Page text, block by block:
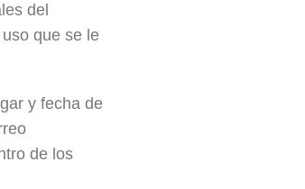
del
que se le
y fecha de
de los